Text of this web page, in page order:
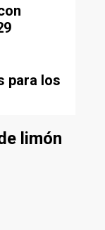
para los
limón